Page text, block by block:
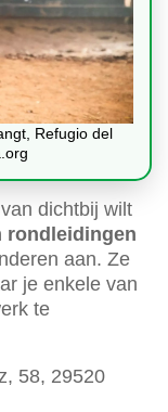
Refugio del
dichtbij wilt
rondleidingen
aan. Ze
je enkele van
te
58, 29520